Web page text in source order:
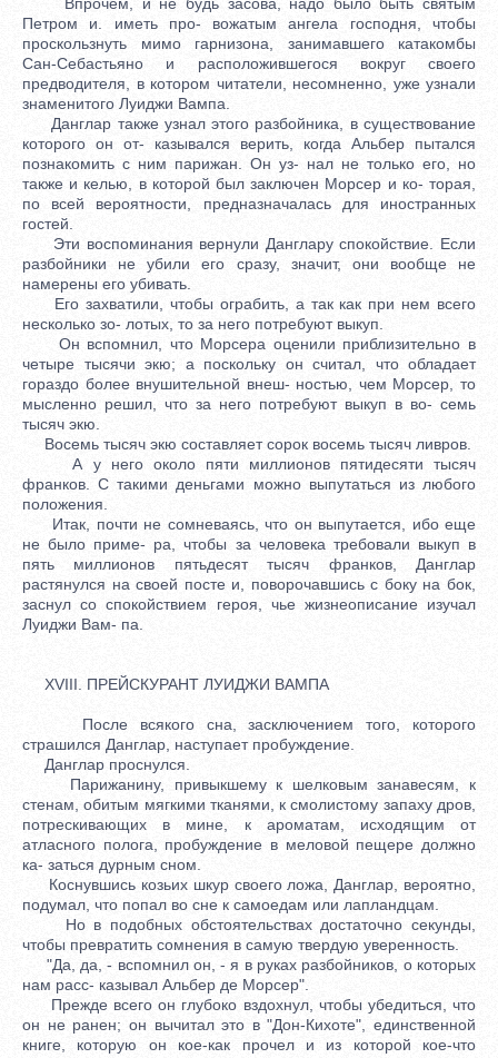
Петром и. иметь про- вожатым ангела господня, чтобы
проскользнуть мимо гарнизона, занимавшего катакомбы
Сан-Себастьяно и расположившегося вокруг своего
предводителя, в котором читатели, несомненно, уже узнали
знаменитого Луиджи Вампа.
Данглар также узнал этого разбойника, в существование
которого он от- казывался верить, когда Альбер пытался
познакомить с ним парижан. Он уз- нал не только его, но
также и келью, в которой был заключен Морсер и ко- торая,
по всей вероятности, предназначалась для иностранных
гостей.
Эти воспоминания вернули Данглару спокойствие. Если
разбойники не убили его сразу, значит, они вообще не
намерены его убивать.
Его захватили, чтобы ограбить, а так как при нем всего
несколько зо- лотых, то за него потребуют выкуп.
Он вспомнил, что Морсера оценили приблизительно в
четыре тысячи экю; а поскольку он считал, что обладает
гораздо более внушительной внеш- ностью, чем Морсер, то
мысленно решил, что за него потребуют выкуп в во- семь
тысяч экю.
Восемь тысяч экю составляет сорок восемь тысяч ливров.
А у него около пяти миллионов пятидесяти тысяч
франков. С такими деньгами можно выпутаться из любого
положения.
Итак, почти не сомневаясь, что он выпутается, ибо еще
не было приме- ра, чтобы за человека требовали выкуп в
пять миллионов пятьдесят тысяч франков, Данглар
растянулся на своей посте и, поворочавшись с боку на бок,
заснул со спокойствием героя, чье жизнеописание изучал
Луиджи Вам- па.
XVIII. ПРЕЙСКУРАНТ ЛУИДЖИ ВАМПА
После всякого сна, засключением того, которого
страшился Данглар, наступает пробуждение.
Данглар проснулся.
Парижанину, привыкшему к шелковым занавесям, к
стенам, обитым мягкими тканями, к смолистому запаху дров,
потрескивающих в мине, к ароматам, исходящим от
атласного полога, пробуждение в меловой пещере должно
ка- заться дурным сном.
Коснувшись козьих шкур своего ложа, Данглар, вероятно,
подумал, что попал во сне к самоедам или лапландцам.
Но в подобных обстоятельствах достаточно секунды,
чтобы превратить сомнения в самую твердую уверенность.
"Да, да, - вспомнил он, - я в руках разбойников, о которых
нам расс- казывал Альбер де Морсер".
Прежде всего он глубоко вздохнул, чтобы убедиться, что
он не ранен; он вычитал это в "Дон-Кихоте", единственной
книге, которую он кое-как прочел и из которой кое-что